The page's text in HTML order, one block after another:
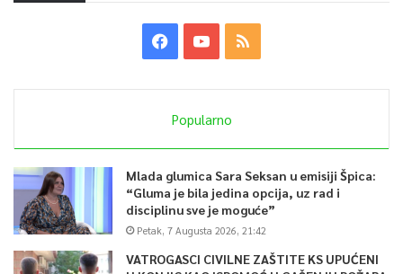
Popularno
Mlada glumica Sara Seksan u emisiji Špica:
“Gluma je bila jedina opcija, uz rad i
disciplinu sve je moguće”
Petak, 7 Augusta 2026, 21:42
VATROGASCI CIVILNE ZAŠTITE KS UPUĆENI